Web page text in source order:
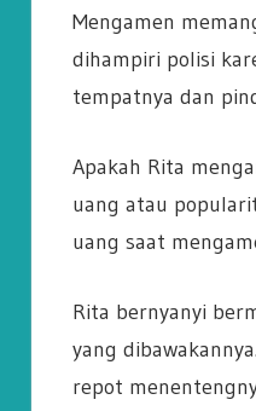
Mengamen
dihampiri polisi
tempatnya dan
Apakah Rita
uang atau
uang saat
Rita bernyanyi
yang
repot